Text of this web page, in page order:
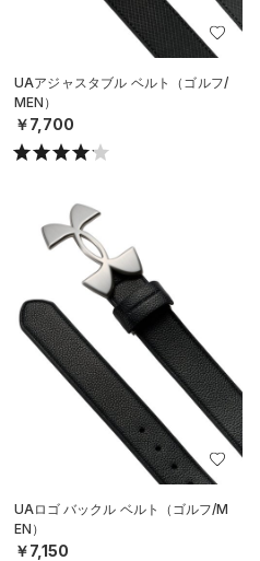
UAアジャスタブル ベルト（ゴルフ/
MEN）
￥7,700
UAロゴ バックル ベルト（ゴルフ/M
EN）
￥7,150